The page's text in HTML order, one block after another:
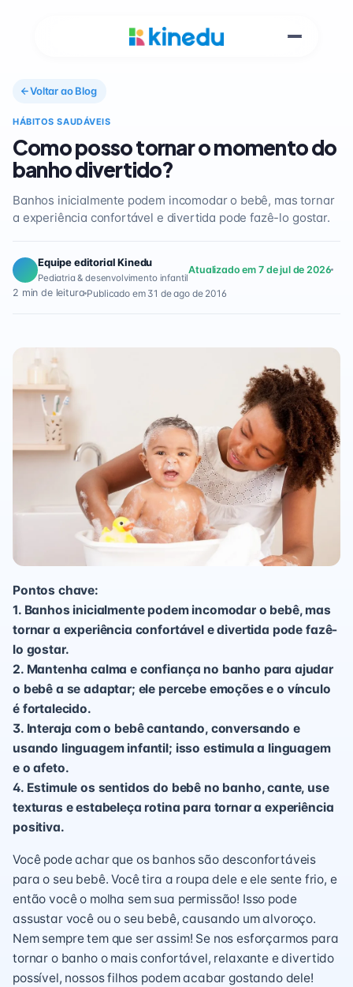
Voltar ao Blog
HÁBITOS SAUDÁVEIS
Como posso tornar o momento do
banho divertido?
Banhos inicialmente podem incomodar o bebê, mas tornar
a experiência confortável e divertida pode fazê-lo gostar.
Equipe editorial Kinedu
Pediatria & desenvolvimento infantil
Atualizado em 7 de jul de 2026
2 min de leitura Publicado em 31 de ago de 2016
Pontos chave:
1. Banhos inicialmente podem incomodar o bebê, mas
tornar a experiência confortável e divertida pode fazê-
lo gostar.
2. Mantenha calma e confiança no banho para ajudar
o bebê a se adaptar; ele percebe emoções e o vínculo
é fortalecido.
3. Interaja com o bebê cantando, conversando e
usando linguagem infantil; isso estimula a linguagem
e o afeto.
4. Estimule os sentidos do bebê no banho, cante, use
texturas e estabeleça rotina para tornar a experiência
positiva.
Você pode achar que os banhos são desconfortáveis ​​
para o seu bebê. Você tira a roupa dele e ele sente frio, e
então você o molha sem sua permissão! Isso pode
assustar você ou o seu bebê, causando um alvoroço.
Nem sempre tem que ser assim! Se nos esforçarmos para
tornar o banho o mais confortável, relaxante e divertido
possível, nossos filhos podem acabar gostando dele!